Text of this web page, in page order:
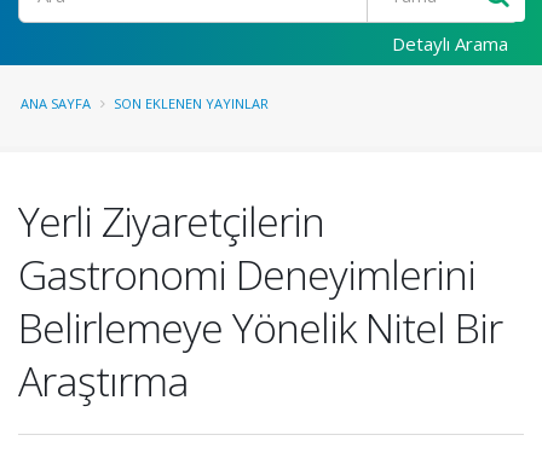
Detaylı Arama
ANA SAYFA SON EKLENEN YAYINLAR
Yerli Ziyaretçilerin
Gastronomi Deneyimlerini
Belirlemeye Yönelik Nitel Bir
Araştırma